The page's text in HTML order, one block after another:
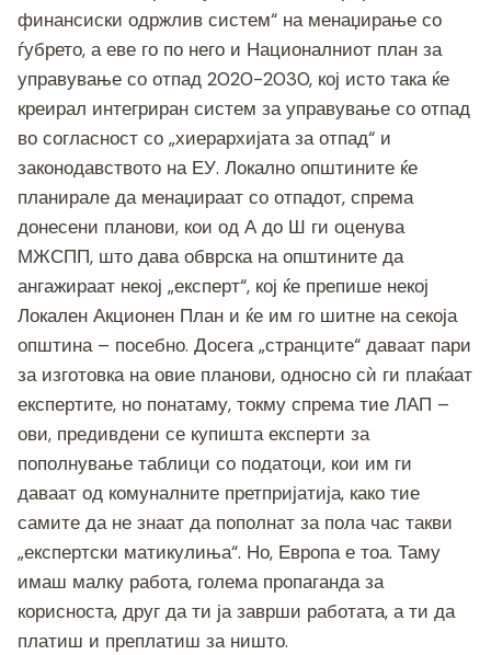
финансиски одржлив систем“ на менаџирање со
ѓубрето, а еве го по него и Националниот план за
управување со отпад 2020-2030, кој исто така ќе
креирал интегриран систем за управување со отпад
во согласност со „хиерархијата за отпад“ и
законодавството на ЕУ. Локално општините ќе
планирале да менаџираат со отпадот, спрема
донесени планови, кои од А до Ш ги оценува
МЖСПП, што дава обврска на општините да
ангажираат некој „експерт“, кој ќе препише некој
Локален Акционен План и ќе им го шитне на секоја
општина – посебно. Досега „странците“ даваат пари
за изготовка на овие планови, односно сѝ ги плаќаат
експертите, но понатаму, токму спрема тие ЛАП –
ови, предивдени се купишта експерти за
пополнување таблици со податоци, кои им ги
даваат од комуналните претпријатија, како тие
самите да не знаат да пополнат за пола час такви
„експертски матикулиња“. Но, Европа е тоа. Таму
имаш малку работа, голема пропаганда за
корисноста, друг да ти ја заврши работата, а ти да
платиш и преплатиш за ништо.